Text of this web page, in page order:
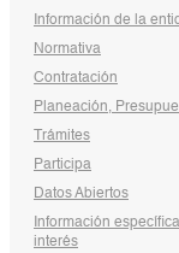
Información de la
Normativa
Contratación
Planeación,
Trámites
Participa
Datos Abiertos
Información
interés